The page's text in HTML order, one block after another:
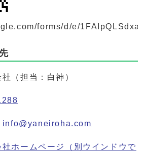
forms/d/e/
（担当：白神）
info@yaneiroha.com
ホームページ
（別ウインドウで